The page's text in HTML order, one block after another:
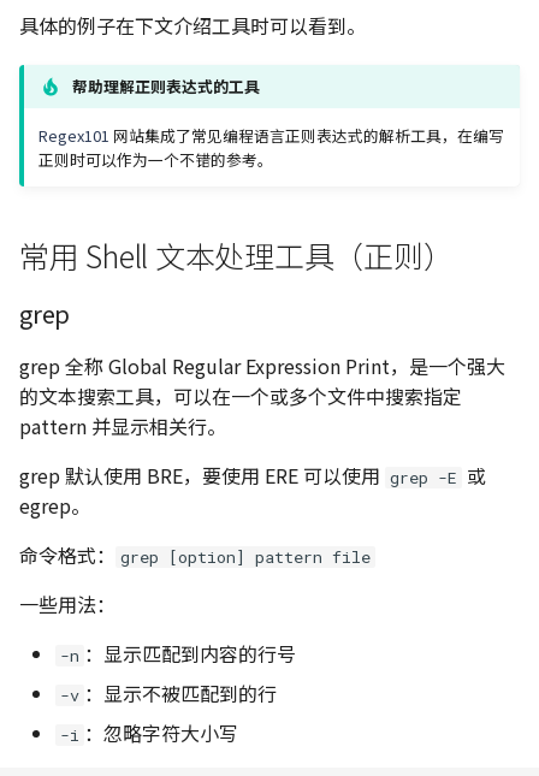
具体的例子在下文介绍工具时可以看到。
帮助理解正则表达式的工具
Regex101 网站集成了常见编程语言正则表达式的解析工具，在编写
正则时可以作为一个不错的参考。
常用 Shell 文本处理工具（正则）
grep
grep 全称 Global Regular Expression Print，是一个强大
的文本搜索工具，可以在一个或多个文件中搜索指定
pattern 并显示相关行。
grep 默认使用 BRE，要使用 ERE 可以使用 grep -E 或
egrep。
命令格式：
grep [option] pattern file
一些用法：
-n ：显示匹配到内容的行号
-v ：显示不被匹配到的行
-i ：忽略字符大小写